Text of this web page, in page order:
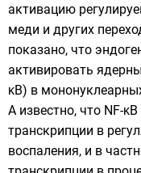
активацию
меди и других
показано, что
активировать
κB) в
А известно, что NF-
транскрипции в
воспаления, и в